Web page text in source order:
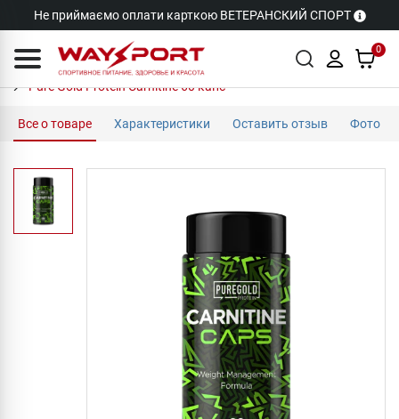
Не приймаємо оплати карткою ВЕТЕРАНСКИЙ СПОРТ
0
Pure Gold Protein Carnitine 60 капс
Все о товаре Характеристики Оставить отзыв Фото